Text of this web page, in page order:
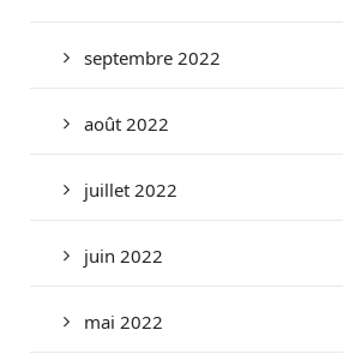
septembre 2022
août 2022
juillet 2022
juin 2022
mai 2022